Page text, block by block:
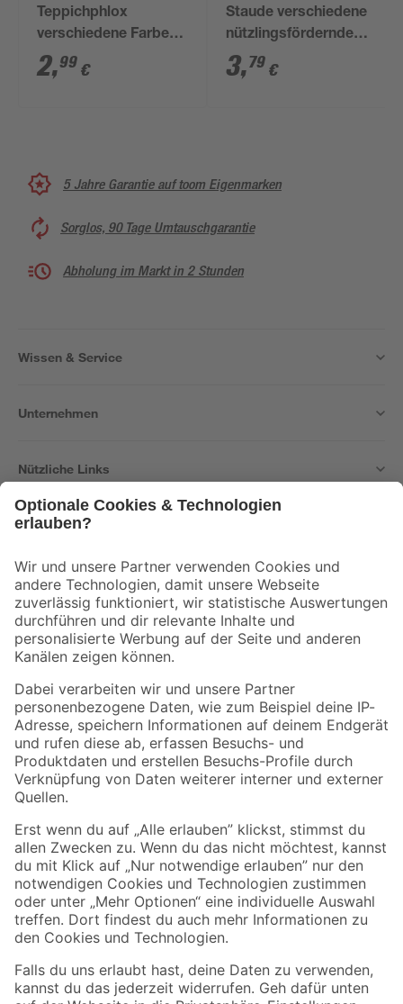
Teppichphlox
verschiedene Farben
13 cm Topf
2,99 €
Staude verschiedene
nützlingsfördernde
Sorten 13 cm Topf
3,79 €
5 Jahre Garantie auf toom Eigenmarken
Sorglos, 90 Tage Umtauschgarantie
Abholung im Markt in 2 Stunden
Wissen & Service
Unternehmen
Nützliche Links
Der toom Newsletter: Keine Angebote und Aktionen mehr verpassen!
Zur Newsletter Anmeldung
Folge uns
Zahlungsarten Versandarten
Sicher einkaufen
Jetzt die toom-App herunterladen
Alle Preisangaben in EUR inkl. gesetzl. MwSt.. Die dargestellten Angebote sind unter